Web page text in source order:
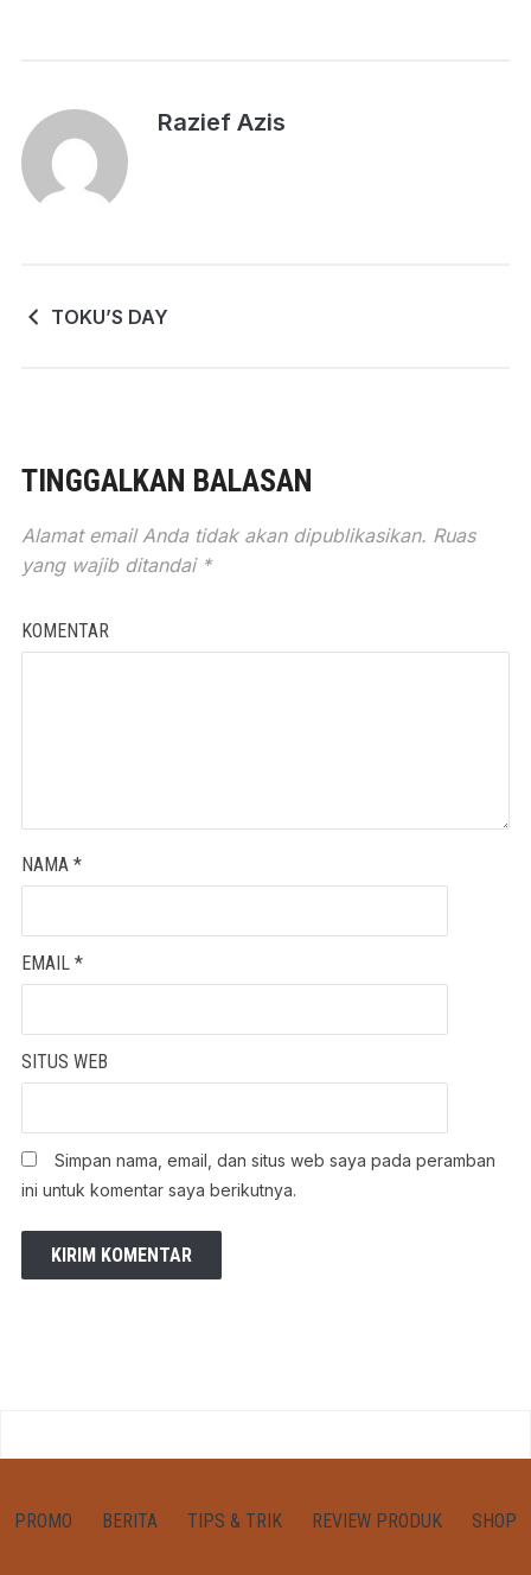
Razief Azis
TOKU’S DAY
TINGGALKAN BALASAN
Alamat email Anda tidak akan dipublikasikan. Ruas
yang wajib ditandai *
KOMENTAR
NAMA *
EMAIL *
SITUS WEB
Simpan nama, email, dan situs web saya pada peramban
ini untuk komentar saya berikutnya.
PROMO BERITA TIPS & TRIK REVIEW PRODUK SHOP